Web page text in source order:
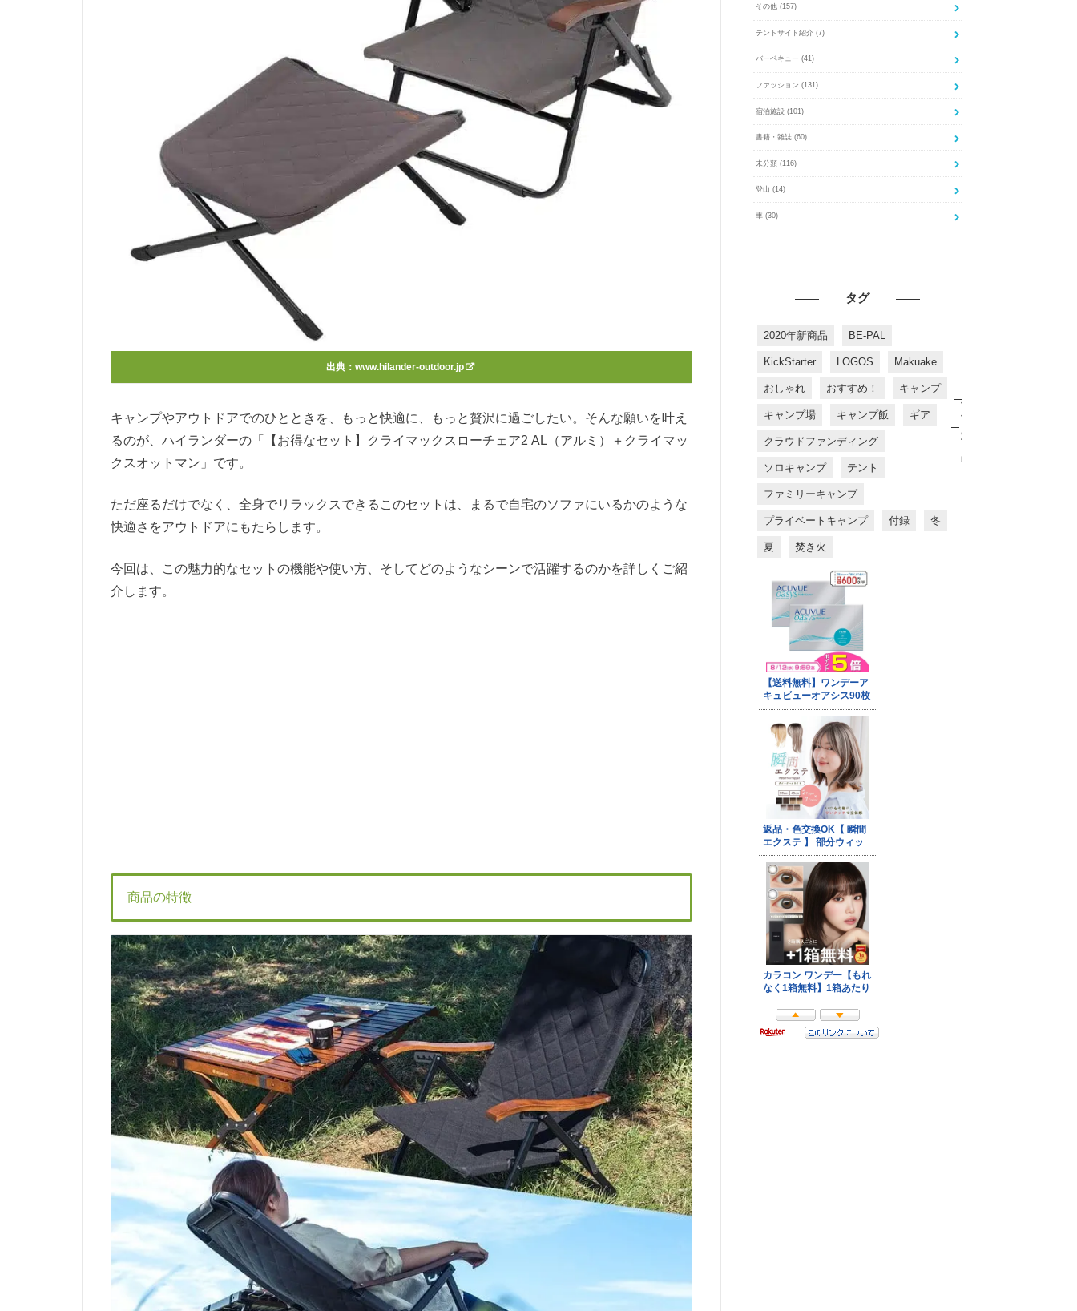
出典：www.hilander-outdoor.jp
キャンプやアウトドアでのひとときを、もっと快適に、もっと贅沢に過ごしたい。そんな願いを叶え
るのが、ハイランダーの「【お得なセット】クライマックスローチェア2 AL（アルミ）＋クライマッ
クスオットマン」です。
ただ座るだけでなく、全身でリラックスできるこのセットは、まるで自宅のソファにいるかのような
快適さをアウトドアにもたらします。
今回は、この魅力的なセットの機能や使い方、そしてどのようなシーンで活躍するのかを詳しくご紹
介します。
商品の特徴
その他 (157)
テントサイト紹介 (7)
バーベキュー (41)
ファッション (131)
宿泊施設 (101)
書籍・雑誌 (60)
未分類 (116)
登山 (14)
車 (30)
タグ
2020年新商品 BE-PAL
KickStarter LOGOS Makuake
おしゃれ おすすめ！ キャンプ
キャンプ場 キャンプ飯 ギア
クラウドファンディング
ソロキャンプ テント
ファミリーキャンプ
プライベートキャンプ 付録 冬
夏 焚き火
す
す
め
商
品